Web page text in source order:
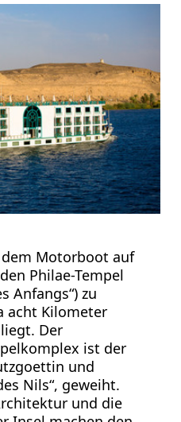
Motorboot auf
Philae-Tempel
Anfangs“) zu
acht Kilometer
Der
ist der
und
Nils“, geweiht.
und die